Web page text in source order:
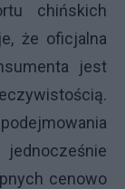
chińskich
że oficjalna
jest
cenowo